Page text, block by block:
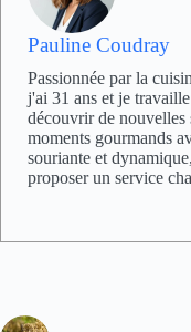
Pauline Coudray
Passionnée par la
j'ai 31 ans et je
découvrir de nouvelles
moments gourmands
souriante et
proposer un service